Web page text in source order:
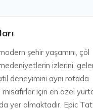
şehir yaşamını, çöl
izlerini,
deneyimini aynı rotada
için en özel
yer almaktadır. Epic